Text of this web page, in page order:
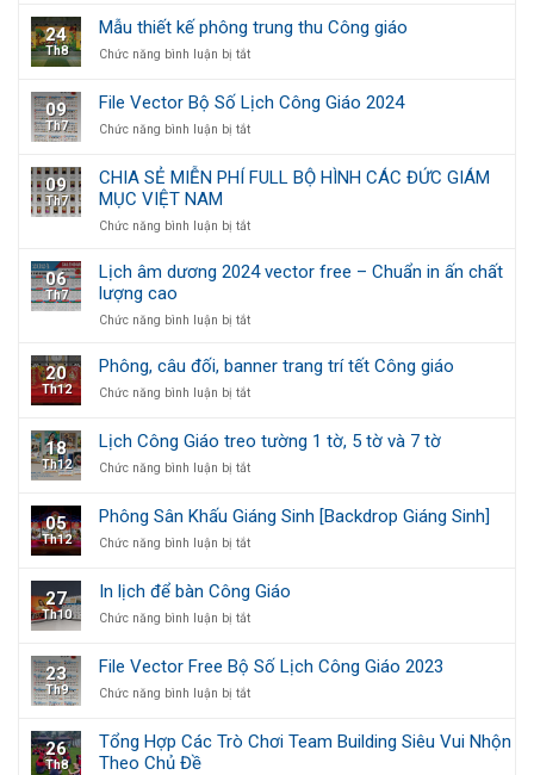
quyền
treo
tường
tờ,
5
tờ
7
Lịch
Công
Chúc
Mừng
Năm
24
Th8
Mẫu thiết kế phông trung thu Công giáo
Chức năng bình luận bị tắtở
kế
phông
thu
Công
09
Th7
File Vector Bộ Số Lịch Công Giáo 2024
Chức năng bình luận bị tắtở
Bộ
Lịch
Giáo
2024
09
Th7
CHIA SẺ MIỄN PHÍ FULL BỘ HÌNH CÁC ĐỨC GIÁM
MỤC VIỆT NAM
Chức năng bình luận bị tắtở
SẺ
MIỄN
FULL
CÁC
ĐỨC
MỤC
VIỆT
NAM
06
Th7
Lịch âm dương 2024 vector free – Chuẩn in ấn chất
lượng cao
Chức năng bình luận bị tắtở
dương
2024
free
–
Chuẩn
ấn
chất
lượng
20
Th12
Phông, câu đối, banner trang trí tết Công giáo
Chức năng bình luận bị tắtở
đối,
banner
trí
tết
Công
18
Th12
Lịch Công Giáo treo tường 1 tờ, 5 tờ và 7 tờ
Chức năng bình luận bị tắtở
Giáo
treo
tờ,
5
và
7
tờ
05
Th12
Phông Sân Khấu Giáng Sinh [Backdrop Giáng Sinh]
Chức năng bình luận bị tắtở
Khấu
Giáng
[Backdrop
Giáng
Sinh]
27
Th10
In lịch để bàn Công Giáo
Chức năng bình luận bị tắtở
để
bàn
Giáo
23
Th9
File Vector Free Bộ Số Lịch Công Giáo 2023
Chức năng bình luận bị tắtở
Free
26
Th8
Tổng Hợp Các Trò Chơi Team Building Siêu Vui Nhộn
Theo Chủ Đề